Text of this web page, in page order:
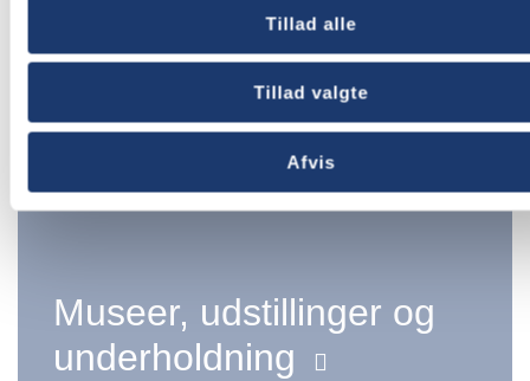
Tillad alle
Tillad valgte
Afvis
Museer, udstillinger og
underholdning